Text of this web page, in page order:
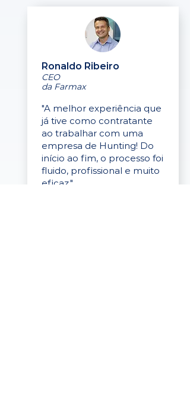
Ronaldo Ribeiro
CEO
da Farmax
"A melhor experiência que
já tive como contratante
ao trabalhar com uma
empresa de Hunting! Do
início ao fim, o processo foi
fluido, profissional e muito
eficaz."